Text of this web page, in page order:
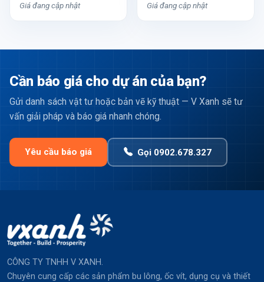
Giá đang cập nhật Giá đang cập nhật
Cần báo giá cho dự án của bạn?
Gửi danh sách vật tư hoặc bản vẽ kỹ thuật — V Xanh sẽ tư
vấn giải pháp và báo giá nhanh chóng.
Yêu cầu báo giá Gọi 0902.678.327
CÔNG TY TNHH V XANH.
Chuyên cung cấp các sản phẩm bu lông, ốc vít, dụng cụ và thiết